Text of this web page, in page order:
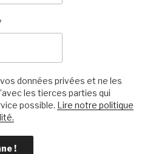
données privées et ne les
les tierces parties qui
possible. Lire notre politique